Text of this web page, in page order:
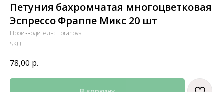
Петуния бахромчатая многоцветковая
Эспрессо Фраппе Микс 20 шт
Производитель: Floranova
SKU:
78,00 р.